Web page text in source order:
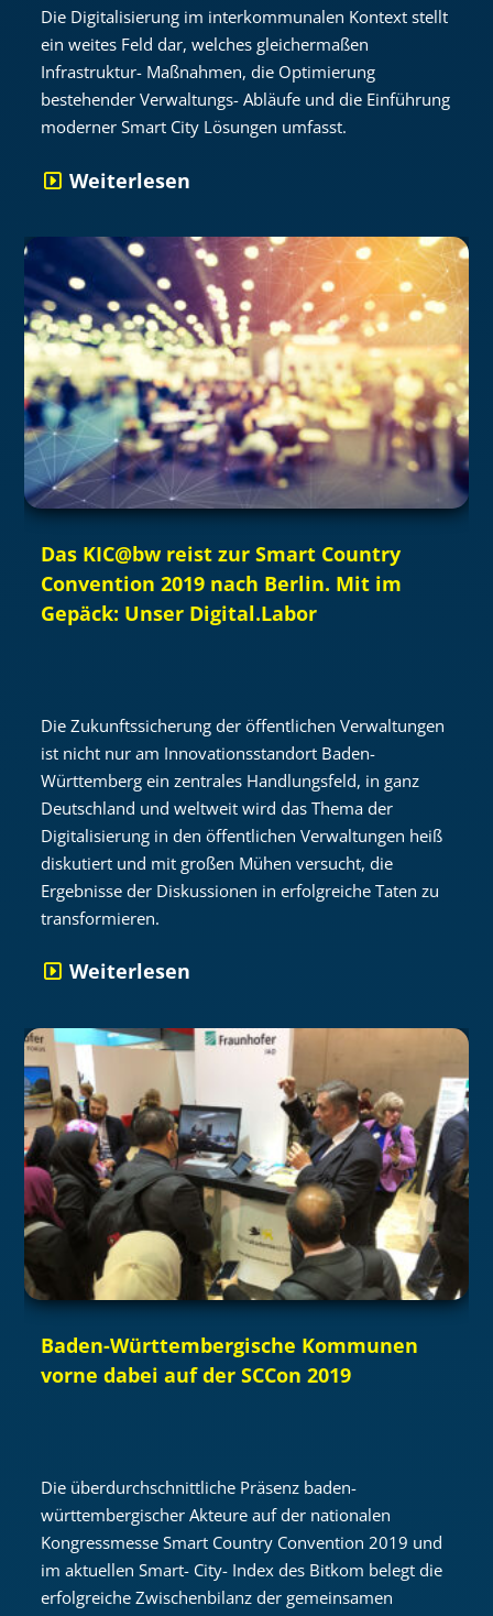
Die Digitalisierung im interkommunalen Kontext stellt
ein weites Feld dar, welches gleichermaßen
Infrastruktur- Maßnahmen, die Optimierung
bestehender Verwaltungs- Abläufe und die Einführung
moderner Smart City Lösungen umfasst.
Weiterlesen
Das KIC@bw reist zur Smart Country
Convention 2019 nach Berlin. Mit im
Gepäck: Unser Digital.Labor
Die Zukunftssicherung der öffentlichen Verwaltungen
ist nicht nur am Innovationsstandort Baden-
Württemberg ein zentrales Handlungsfeld, in ganz
Deutschland und weltweit wird das Thema der
Digitalisierung in den öffentlichen Verwaltungen heiß
diskutiert und mit großen Mühen versucht, die
Ergebnisse der Diskussionen in erfolgreiche Taten zu
transformieren.
Weiterlesen
Baden-Württembergische Kommunen
vorne dabei auf der SCCon 2019
Die überdurchschnittliche Präsenz baden-
württembergischer Akteure auf der nationalen
Kongressmesse Smart Country Convention 2019 und
im aktuellen Smart- City- Index des Bitkom belegt die
erfolgreiche Zwischenbilanz der gemeinsamen